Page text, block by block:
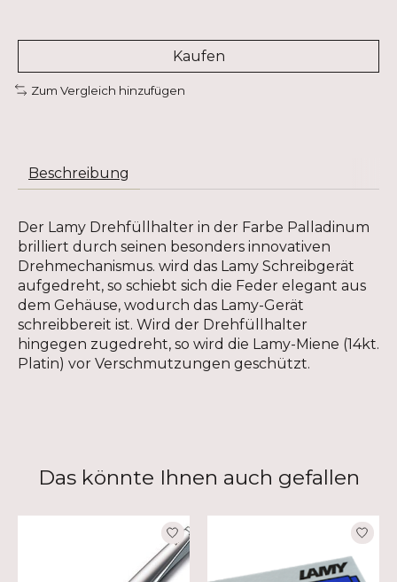
Kaufen
Zum Vergleich hinzufügen
Beschreibung
Der Lamy Drehfüllhalter in der Farbe Palladinum
brilliert durch seinen besonders innovativen
Drehmechanismus. wird das Lamy Schreibgerät
aufgedreht, so schiebt sich die Feder elegant aus
dem Gehäuse, wodurch das Lamy-Gerät
schreibbereit ist. Wird der Drehfüllhalter
hingegen zugedreht, so wird die Lamy-Miene (14kt.
Platin) vor Verschmutzungen geschützt.
Das könnte Ihnen auch gefallen
Produkt-Karussell-Artikel